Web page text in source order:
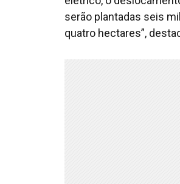
serão plantadas seis
quatro hectares”,